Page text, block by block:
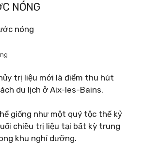
NÓNG
trị liệu mới là điểm thu hút
du lịch ở Aix-les-Bains.
giống như một quý tộc thế kỷ
chiều trị liệu tại bất kỳ trung
khu nghỉ dưỡng.